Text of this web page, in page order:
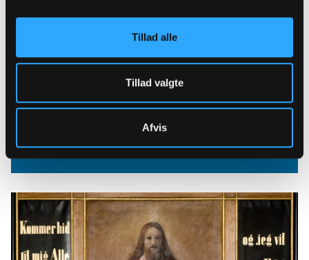
Tillad alle
Tillad valgte
Afvis